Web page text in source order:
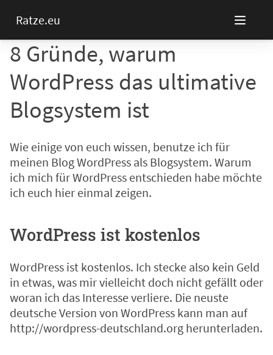
Ratze.eu
8 Gründe, warum
WordPress das ultimative
Blogsystem ist
Wie einige von euch wissen, benutze ich für
meinen Blog WordPress als Blogsystem. Warum
ich mich für WordPress entschieden habe möchte
ich euch hier einmal zeigen.
WordPress ist kostenlos
WordPress ist kostenlos. Ich stecke also kein Geld
in etwas, was mir vielleicht doch nicht gefällt oder
woran ich das Interesse verliere. Die neuste
deutsche Version von WordPress kann man auf
http://wordpress-deutschland.org herunterladen.